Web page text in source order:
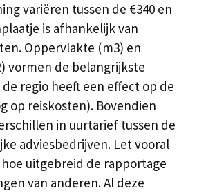
variëren tussen de €340 en
is afhankelijk van
Oppervlakte (m3) en
vormen de belangrijkste
regio heeft een effect op de
op reiskosten). Bovendien
in uurtarief tussen de
adviesbedrijven. Let vooral
uitgebreid de rapportage
van anderen. Al deze